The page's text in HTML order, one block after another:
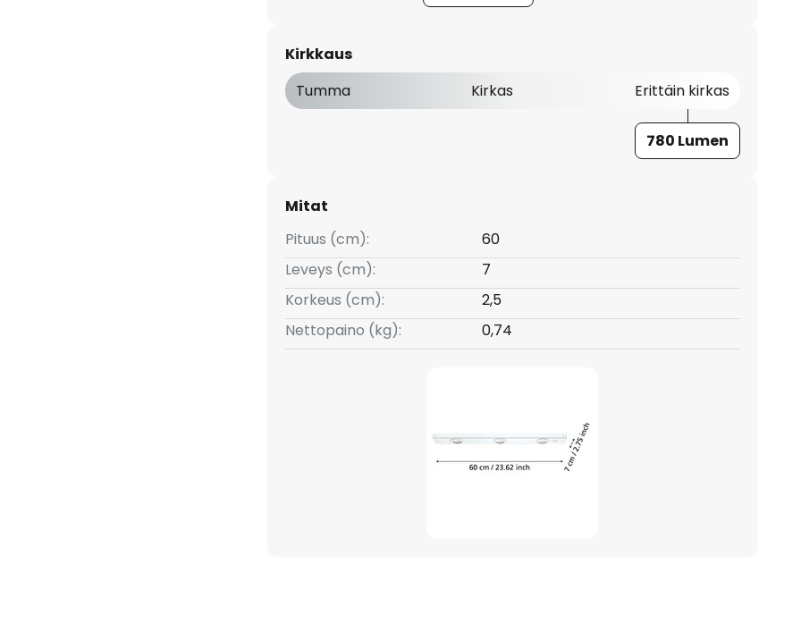
Kirkkaus
Tumma
Kirkas Erittäin kirkas
780 Lumen
Mitat
Pituus (cm):
60
Leveys (cm):
7
Korkeus (cm):
2,5
Nettopaino (kg):
0,74